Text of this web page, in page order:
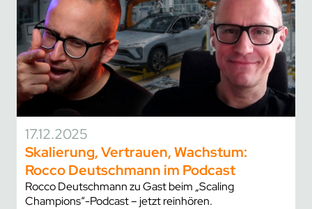
17.12.2025
Skalierung, Vertrauen, Wachstum:
Rocco Deutschmann im Podcast
Rocco Deutschmann zu Gast beim „Scaling
Champions“-Podcast – jetzt reinhören.